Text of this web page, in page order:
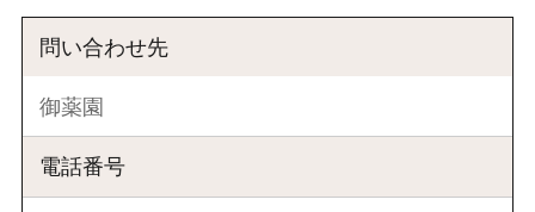
問い合わせ先
御薬園
電話番号